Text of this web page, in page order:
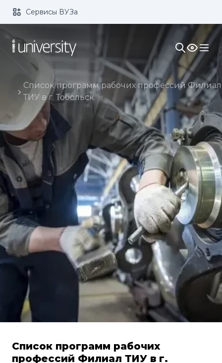
Размер шрифта: Цвет:
Изображения: 3x
Озвучивание:
Сервисы ВУЗа
Список программ рабочих профессий Филиал
ТИУ в г. Тобольск
Список программ рабочих
профессий Филиал ТИУ в г.